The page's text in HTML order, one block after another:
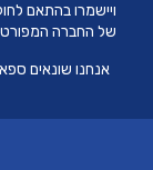
ויישמרו בהתאם
של החברה
אנחנו שונאים